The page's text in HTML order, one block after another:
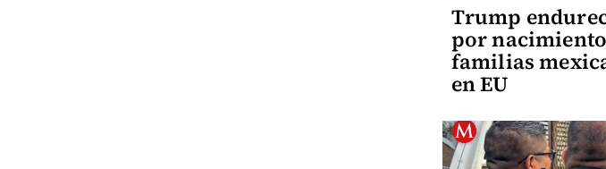
Trump
por
familias
en EU